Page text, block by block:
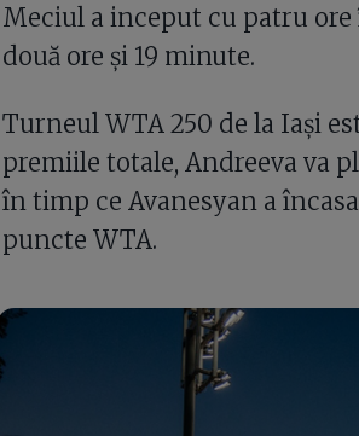
Meciul a inceput cu patru
două ore și 19 minute.
Turneul WTA 250 de la Iași
premiile totale, Andreeva va
în timp ce Avanesyan a
puncte WTA.